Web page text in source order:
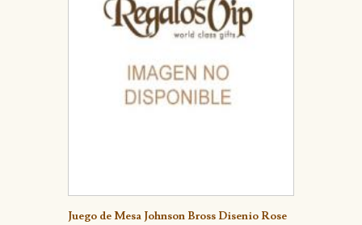
Detalle
Juego de Mesa Johnson Bross Disenio Rose